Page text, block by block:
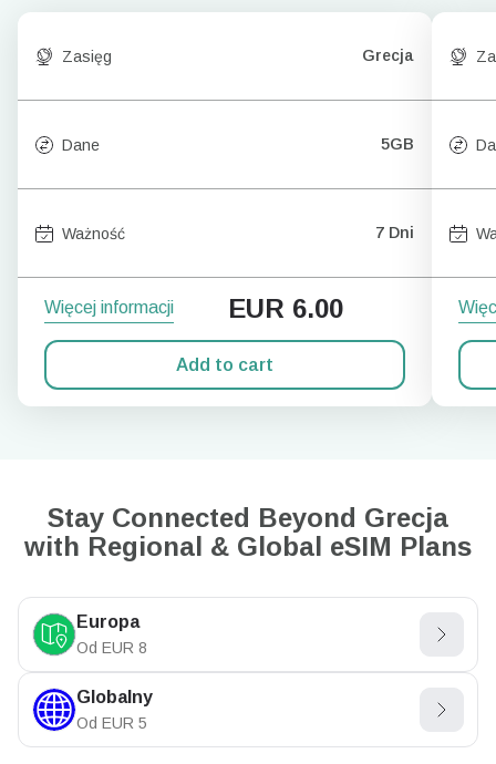
Zasięg Grecja
Dane 5GB
Ważność 7 Dni
Więcej informacji EUR 6.00
Add to cart
Stay Connected Beyond Grecja
with Regional & Global eSIM Plans
Europa
Od EUR 8
Globalny
Od EUR 5